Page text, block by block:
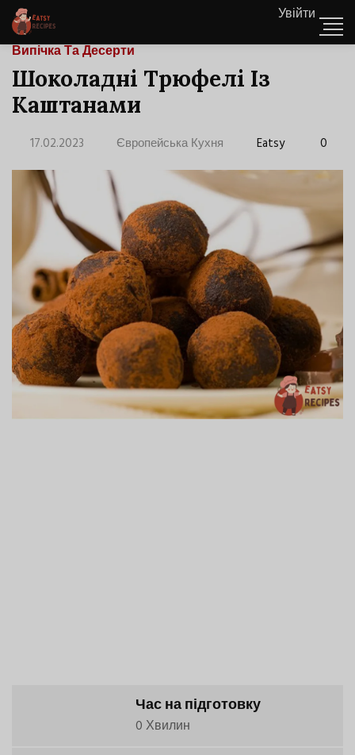
Увійти
Випічка Та Десерти
Шоколадні Трюфелі Із
Каштанами
17.02.2023 Європейська Кухня Eatsy 0
Час на підготовку
0 Хвилин